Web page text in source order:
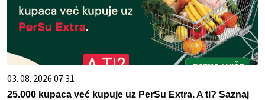
03. 08. 2026 07:31
25.000 kupaca već kupuje uz PerSu Extra. A ti? Saznaj